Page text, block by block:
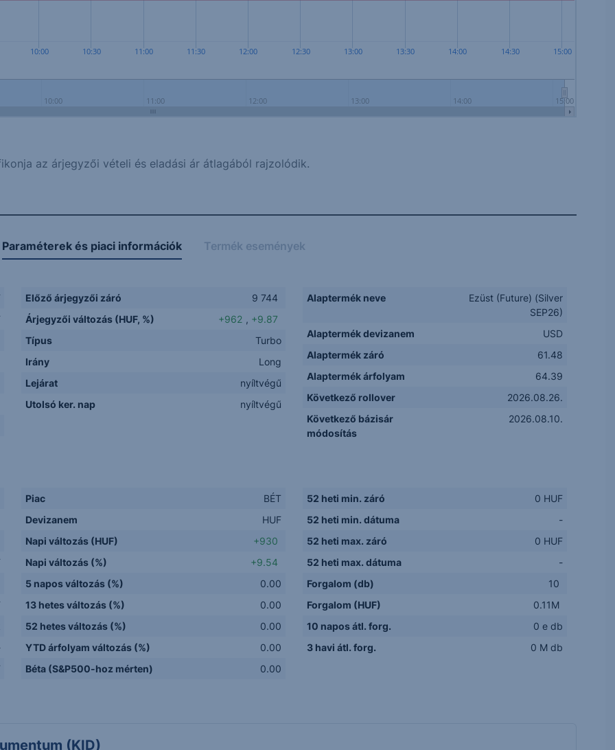
10:00 10:30 11:00 11:30 12:00 12:30 13:00 13:30 14:00 14:30 15:00
10:00 11:00 12:00 13:00 14:00 15:00
az árjegyzői vételi és eladási ár átlagából rajzolódik.
Paraméterek és piaci információk Termék események
Előző árjegyzői záró
9 744
Árjegyzői változás (HUF, %)
+962 , +9.87
Típus
Turbo
Irány
Long
Lejárat
nyíltvégű
Utolsó ker. nap
nyíltvégű
Alaptermék neve
Ezüst (Future) (Silver
SEP26)
Alaptermék devizanem
USD
Alaptermék záró
61.48
Alaptermék árfolyam
64.39
Következő rollover
2026.08.26.
Következő bázisár
módosítás
2026.08.10.
Piac
BÉT
Devizanem
HUF
Napi változás (HUF)
+930
Napi változás (%)
+9.54
5 napos változás (%)
0.00
13 hetes változás (%)
0.00
52 hetes változás (%)
0.00
YTD árfolyam változás (%)
0.00
Béta (S&P500-hoz mérten)
0.00
52 heti min. záró
0 HUF
52 heti min. dátuma
-
52 heti max. záró
0 HUF
52 heti max. dátuma
-
Forgalom (db)
10
Forgalom (HUF)
0.11M
10 napos átl. forg.
0 e db
3 havi átl. forg.
0 M db
(KID)